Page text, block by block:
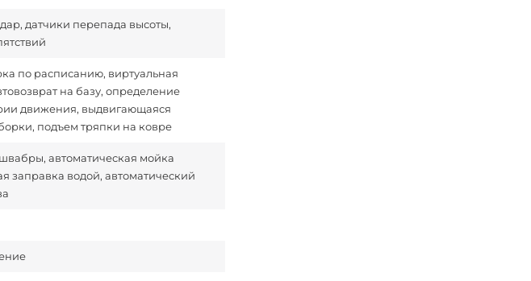
датчики перепада высоты,
по расписанию, виртуальная
на базу, определение
движения, выдвигающаяся
подъем тряпки на ковре
автоматическая мойка
заправка водой, автоматический